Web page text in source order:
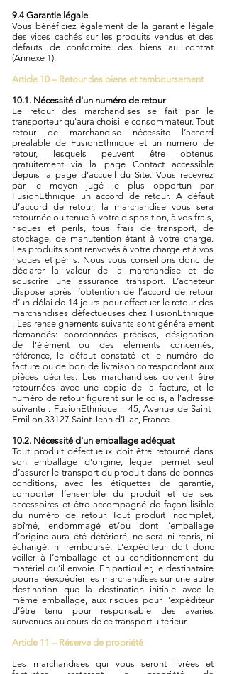
9.4 Garantie légale
Vous bénéficiez également de la garantie légale
des vices cachés sur les produits vendus et des
défauts de conformité des biens au contrat
(Annexe 1).
Article 10 – Retour des biens et remboursement
10.1. Nécessité d'un numéro de retour
Le retour des marchandises se fait par le
transporteur qu'aura choisi le consommateur. Tout
retour de marchandise nécessite l’accord
préalable de FusionEthnique et un numéro de
retour, lesquels peuvent être obtenus
gratuitement via la page Contact accessible
depuis la page d’accueil du Site. Vous recevrez
par le moyen jugé le plus opportun par
FusionEthnique un accord de retour. A défaut
d’accord de retour, la marchandise vous sera
retournée ou tenue à votre disposition, à vos frais,
risques et périls, tous frais de transport, de
stockage, de manutention étant à votre charge.
Les produits sont renvoyés à votre charge et à vos
risques et périls. Nous vous conseillons donc de
déclarer la valeur de la marchandise et de
souscrire une assurance transport. L’acheteur
dispose après l’obtention de l’accord de retour
d’un délai de 14 jours pour effectuer le retour des
marchandises défectueuses chez FusionEthnique
. Les renseignements suivants sont généralement
demandés: coordonnées précises, désignation
de l’élément ou des éléments concernés,
référence, le défaut constaté et le numéro de
facture ou de bon de livraison correspondant aux
pièces décrites. Les marchandises doivent être
retournées avec une copie de la facture, et le
numéro de retour figurant sur le colis, à l’adresse
suivante : FusionEthnique – 45, Avenue de Saint-
Emilion 33127 Saint Jean d’Illac, France.
10.2. Nécessité d'un emballage adéquat
Tout produit défectueux doit être retourné dans
son emballage d’origine, lequel permet seul
d’assurer le transport du produit dans de bonnes
conditions, avec les étiquettes de garantie,
comporter l’ensemble du produit et de ses
accessoires et être accompagné de façon lisible
du numéro de retour. Tout produit incomplet,
abîmé, endommagé et/ou dont l’emballage
d’origine aura été détérioré, ne sera ni repris, ni
échangé, ni remboursé. L’expéditeur doit donc
veiller à l’emballage et au conditionnement du
matériel qu’il envoie. En particulier, le destinataire
pourra réexpédier les marchandises sur une autre
destination que la destination initiale avec le
même emballage, aux risques pour l’expéditeur
d’être tenu pour responsable des avaries
survenues au cours de ce transport ultérieur.
Article 11 – Réserve de propriété
Les marchandises qui vous seront livrées et